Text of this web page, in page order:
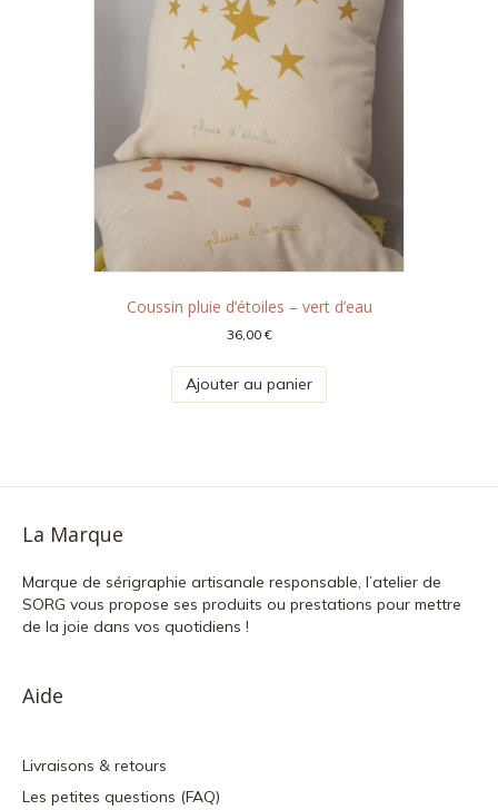
Coussin pluie d’étoiles – vert d’eau
36,00€
Ajouter au panier
La Marque
Marque de sérigraphie artisanale responsable, l’atelier de
SORG vous propose ses produits ou prestations pour mettre
de la joie dans vos quotidiens !
Aide
Livraisons & retours
Les petites questions (FAQ)